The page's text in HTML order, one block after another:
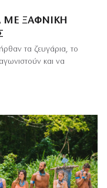
ΜΕ ΞΑΦΝΙΚΉ
τα ζευγάρια, το
και να